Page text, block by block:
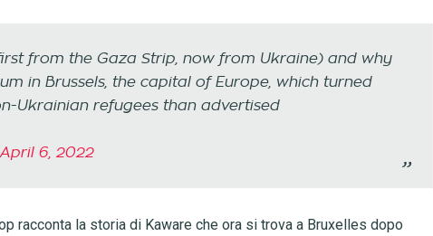
from the Gaza Strip, now from Ukraine) and why
in Brussels, the capital of Europe, which turned
Ukrainian refugees than advertised
April 6, 2022
racconta la storia di Kaware che ora si trova a Bruxelles dopo